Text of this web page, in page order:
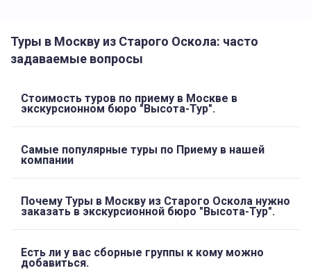
Туры в Москву из Старого Оскола: часто
задаваемые вопросы
Стоимость туров по приему в Москве в
экскурсионном бюро "Высота-Тур".
Самые популярные туры по Приему в нашей
компании
Почему Туры в Москву из Старого Оскола нужно
заказать в экскурсионной бюро "Высота-Тур".
Есть ли у вас сборные группы к кому можно
добавиться.